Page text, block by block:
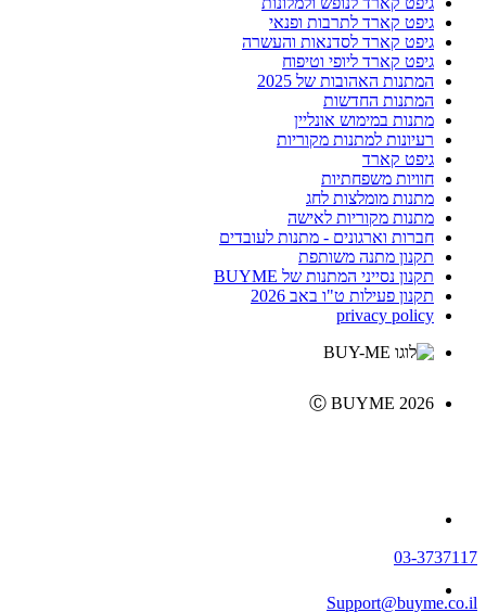
גיפט קארד לתרבות ופנאי
גיפט קארד לסדנאות והעשרה
גיפט קארד ליופי וטיפוח
המתנות האהובות של 2025
המתנות החדשות
מתנות במימוש אונליין
רעיונות למתנות מקוריות
גיפט קארד
חוויות משפחתיות
מתנות מומלצות לחג
מתנות מקוריות לאישה
חברות וארגונים - מתנות לעובדים
תקנון מתנה משותפת
תקנון נסייני המתנות של BUYME
תקנון פעילות ט"ו באב 2026
privacy policy
Ⓒ BUYME 2026
03-3737117
Support@buyme.co.il